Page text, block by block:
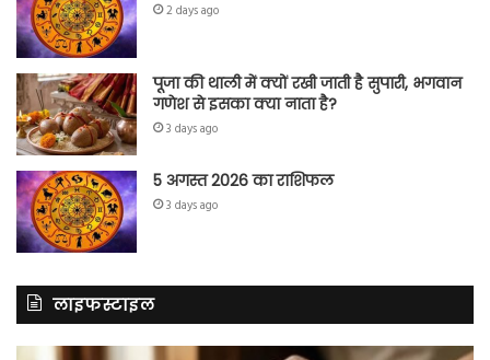
2 days ago
पूजा की थाली में क्यों रखी जाती है सुपारी, भगवान
गणेश से इसका क्या नाता है?
3 days ago
5 अगस्त 2026 का राशिफल
3 days ago
लाइफस्टाइल